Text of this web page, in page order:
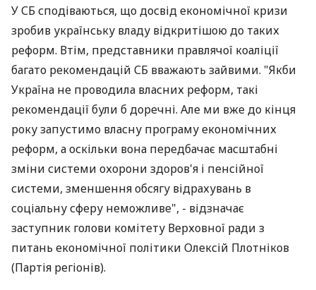
У СБ сподіваються, що досвід економічної кризи
зробив українську владу відкритішою до таких
реформ. Втім, представники правлячої коаліції
багато рекомендацій СБ вважають зайвими. "Якби
Україна не проводила власних реформ, такі
рекомендації були б доречні. Але ми вже до кінця
року запустимо власну програму економічних
реформ, а оскільки вона передбачає масштабні
зміни системи охорони здоров'я і пенсійної
системи, зменшення обсягу відрахувань в
соціальну сферу неможливе", - відзначає
заступник голови комітету Верховної ради з
питань економічної політики Олексій Плотніков
(Партія регіонів).